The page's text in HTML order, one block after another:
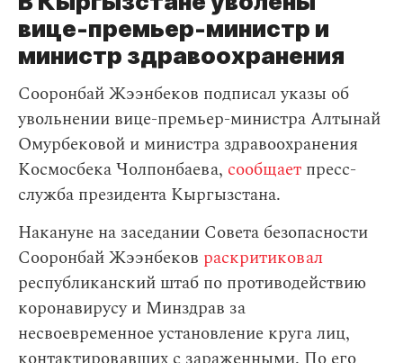
вице-премьер-министр и
министр здравоохранения
Сооронбай Жээнбеков подписал указы об
увольнении вице-премьер-министра Алтынай
Омурбековой и министра здравоохранения
Космосбека Чолпонбаева, сообщает пресс-
служба президента Кыргызстана.
Накануне на заседании Совета безопасности
Сооронбай Жээнбеков раскритиковал
республиканский штаб по противодействию
коронавирусу и Минздрав за
несвоевременное установление круга лиц,